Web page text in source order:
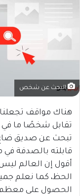
البحث عن شخص
هناك مواقف
تقابل شخصًا ما في
تبحث عن صديق
قابلته بالصدفة في
أقول إن العالم
الحظ، كما نعلم
الحصول على معظم